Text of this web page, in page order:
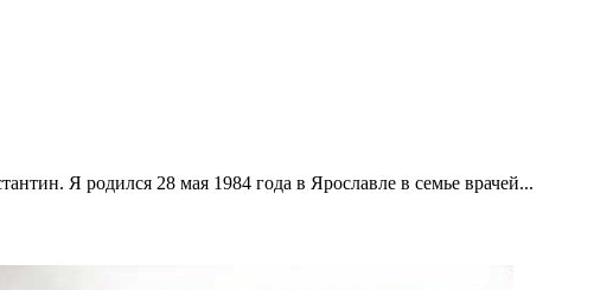
Я родился 28 мая 1984 года в Ярославле в семье врачей...